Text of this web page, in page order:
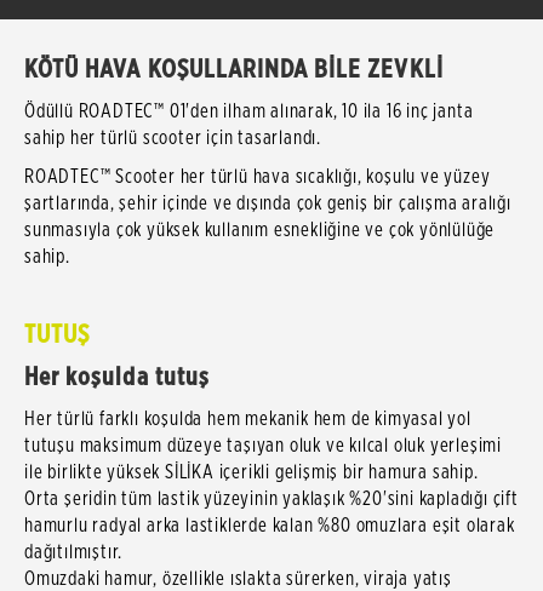
KÖTÜ HAVA KOŞULLARINDA BİLE ZEVKLİ
Ödüllü ROADTEC™ 01'den ilham alınarak, 10 ila 16 inç janta
sahip her türlü scooter için tasarlandı.
ROADTEC™ Scooter her türlü hava sıcaklığı, koşulu ve yüzey
şartlarında, şehir içinde ve dışında çok geniş bir çalışma aralığı
sunmasıyla çok yüksek kullanım esnekliğine ve çok yönlülüğe
sahip.
TUTUŞ
Her koşulda tutuş
Her türlü farklı koşulda hem mekanik hem de kimyasal yol
tutuşu maksimum düzeye taşıyan oluk ve kılcal oluk yerleşimi
ile birlikte yüksek SİLİKA içerikli gelişmiş bir hamura sahip.
Orta şeridin tüm lastik yüzeyinin yaklaşık %20'sini kapladığı çift
hamurlu radyal arka lastiklerde kalan %80 omuzlara eşit olarak
dağıtılmıştır.
Omuzdaki hamur, özellikle ıslakta sürerken, viraja yatış